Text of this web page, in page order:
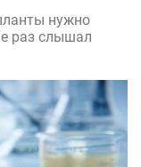
нужно
раз слышал